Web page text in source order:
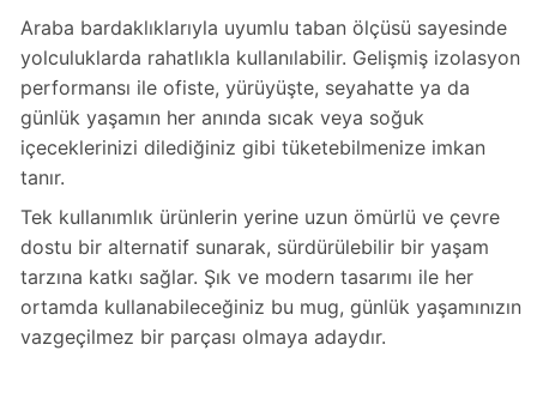
Araba bardaklıklarıyla uyumlu taban ölçüsü sayesinde
yolculuklarda rahatlıkla kullanılabilir. Gelişmiş izolasyon
performansı ile ofiste, yürüyüşte, seyahatte ya da
günlük yaşamın her anında sıcak veya soğuk
içeceklerinizi dilediğiniz gibi tüketebilmenize imkan
tanır.
Tek kullanımlık ürünlerin yerine uzun ömürlü ve çevre
dostu bir alternatif sunarak, sürdürülebilir bir yaşam
tarzına katkı sağlar. Şık ve modern tasarımı ile her
ortamda kullanabileceğiniz bu mug, günlük yaşamınızın
vazgeçilmez bir parçası olmaya adaydır.